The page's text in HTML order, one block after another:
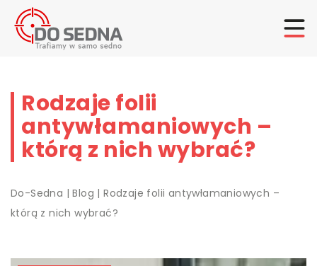
Rodzaje folii
antywłamaniowych –
którą z nich wybrać?
Do-Sedna |Blog |Rodzaje folii antywłamaniowych –
którą z nich wybrać?